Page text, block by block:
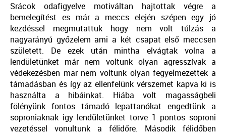
Srácok odafigyelve motiváltan hajtottak végre a
bemelegítést es már a meccs elején szépen egy jó
kezdéssel megmutattuk hogy nem volt túlzás a
nagyarányú győzelem ami a két csapat első meccsen
született. De ezek után mintha elvágtak volna a
lendületünket már nem voltunk olyan agresszívak a
védekezésben mar nem voltunk olyan fegyelmezettek a
támadásban és így az ellenfelünk vérszemet kapva ki is
használta a hibáinkat. Hiába volt magasságbeli
fölényünk fontos támadó lepattanókat engedtünk a
soproniaknak igy lendületünket törve 1 pontos soproni
vezetéssel vonultunk a félidőre. Második félidőben